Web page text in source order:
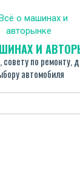
И
по ремонту,
автомобиля